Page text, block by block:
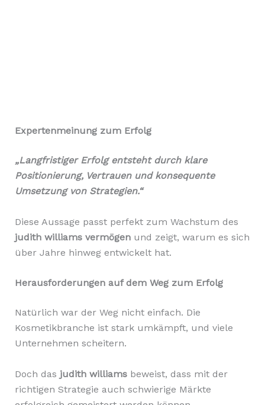
Expertenmeinung zum Erfolg
„Langfristiger Erfolg entsteht durch klare
Positionierung, Vertrauen und konsequente
Umsetzung von Strategien.“
Diese Aussage passt perfekt zum Wachstum des
judith williams vermögenund zeigt, warum es sich
über Jahre hinweg entwickelt hat.
Herausforderungen auf dem Weg zum Erfolg
Natürlich war der Weg nicht einfach. Die
Kosmetikbranche ist stark umkämpft, und viele
Unternehmen scheitern.
Doch das judith williams beweist, dass mit der
richtigen Strategie auch schwierige Märkte